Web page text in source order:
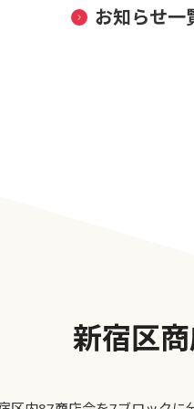
お知らせ一
新宿区